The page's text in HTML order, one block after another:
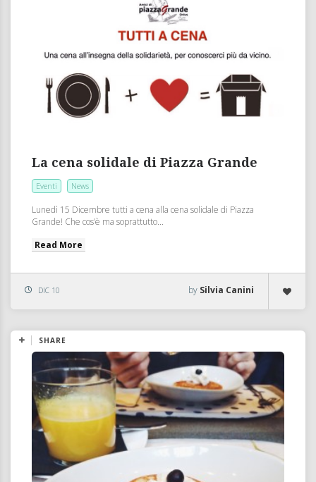
La cena solidale di Piazza Grande
Eventi News
Lunedì 15 Dicembre tutti a cena alla cena solidale di Piazza
Grande! Che cos’è ma soprattutto...
Read More
DIC 10 by Silvia Canini
SHARE